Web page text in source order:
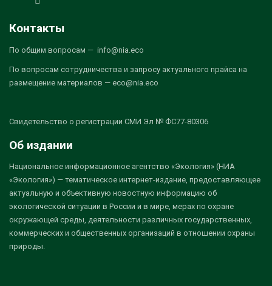
Контакты
По общим вопросам — info@nia.eco
По вопросам сотрудничества и запросу актуального прайса на
размещение материалов — eco@nia.eco
Свидетельство о регистрации СМИ Эл № ФС77-80306
Об издании
Национальное информационное агентство «Экология» (НИА
«Экология») — тематическое интернет-издание, предоставляющее
актуальную и объективную новостную информацию об
экологической ситуации в России и в мире, мерах по охране
окружающей среды, деятельности различных государственных,
коммерческих и общественных организаций в отношении охраны
природы.